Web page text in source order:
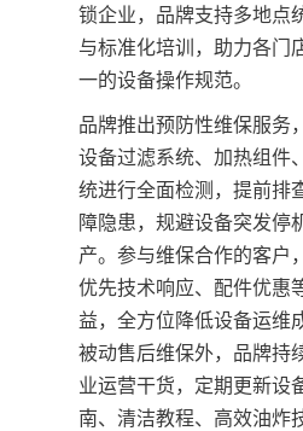
锁企业，品牌支持多地点
与标准化培训，助力各门
一的设备操作规范。
品牌推出预防性维保服务
设备过滤系统、加热组件
统进行全面检测，提前排
障隐患，规避设备突发停
产。参与维保合作的客户
优先技术响应、配件优惠
益，全方位降低设备运维
被动售后维保外，品牌持
业运营干货，定期更新设
南、清洁教程、高效油炸